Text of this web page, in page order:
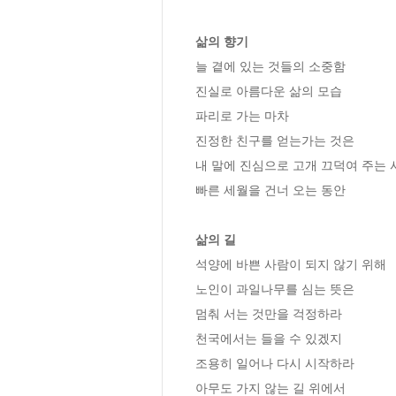
삶의 향기
늘 곁에 있는 것들의 소중함
진실로 아름다운 삶의 모습
파리로 가는 마차
진정한 친구를 얻는가는 것은
내 말에 진심으로 고개 끄덕여 주는
빠른 세월을 건너 오는 동안
삶의 길
석양에 바쁜 사람이 되지 않기 위해
노인이 과일나무를 심는 뜻은
멈춰 서는 것만을 걱정하라
천국에서는 들을 수 있겠지
조용히 일어나 다시 시작하라
아무도 가지 않는 길 위에서